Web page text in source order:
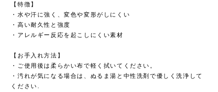
【特徴】
・水や汗に強く、変色や変形がしにくい
・高い耐久性と強度
・アレルギー反応を起こしにくい素材
【お手入れ方法】
・ご使用後は柔らかい布で軽く拭いてください。
・汚れが気になる場合は、ぬるま湯と中性洗剤で優しく洗浄して
ください.